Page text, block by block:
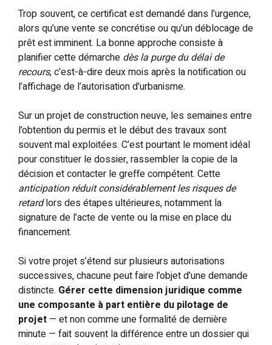
Trop souvent, ce certificat est demandé dans l’urgence,
alors qu’une vente se concrétise ou qu’un déblocage de
prêt est imminent. La bonne approche consiste à
planifier cette démarche dès la purge du délai de
recours, c’est-à-dire deux mois après la notification ou
l’affichage de l’autorisation d’urbanisme.
Sur un projet de construction neuve, les semaines entre
l’obtention du permis et le début des travaux sont
souvent mal exploitées. C’est pourtant le moment idéal
pour constituer le dossier, rassembler la copie de la
décision et contacter le greffe compétent. Cette
anticipation réduit considérablement les risques de
retardlors des étapes ultérieures, notamment la
signature de l’acte de vente ou la mise en place du
financement.
Si votre projet s’étend sur plusieurs autorisations
successives, chacune peut faire l’objet d’une demande
distincte. Gérer cette dimension juridique comme
une composante à part entière du pilotage de
projet — et non comme une formalité de dernière
minute — fait souvent la différence entre un dossier qui